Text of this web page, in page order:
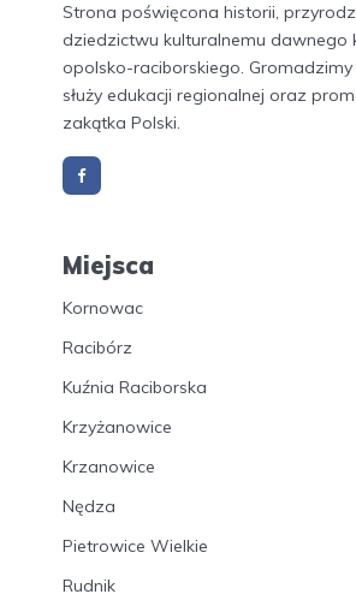
Strona poświęcona historii,
dziedzictwu kulturalnemu dawnego
opolsko-raciborskiego.
służy edukacji regionalnej oraz
zakątka Polski.
Miejsca
Kornowac
Racibórz
Kuźnia Raciborska
Krzyżanowice
Krzanowice
Nędza
Pietrowice Wielkie
Rudnik